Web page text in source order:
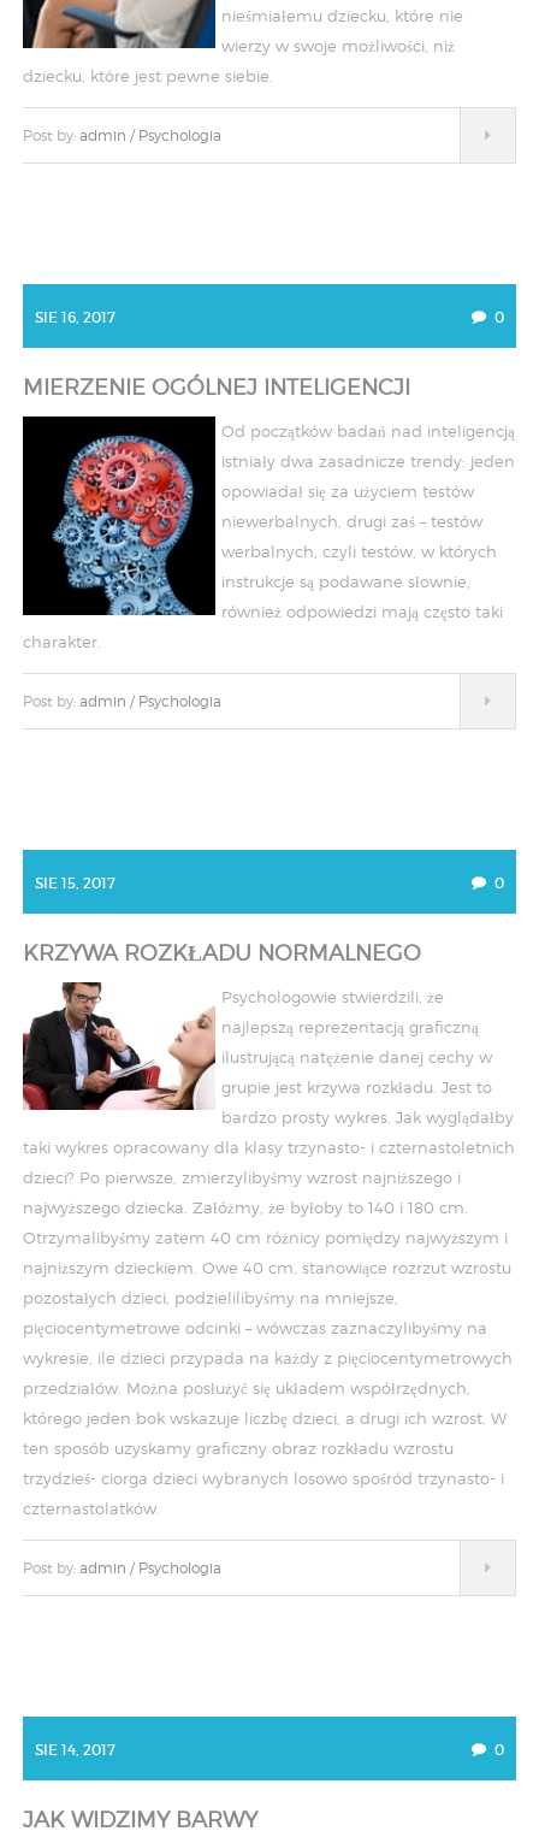
nieśmiałemu dziecku, które nie
wierzy w swoje możliwości, niż
dziecku, które jest pewne siebie.
Post by: admin / Psychologia
SIE 16, 2017 0
MIERZENIE OGÓLNEJ INTELIGENCJI
Od początków badań nad inteligencją
istniały dwa zasadnicze trendy: jeden
opowiadał się za użyciem testów
niewerbalnych, drugi zaś – testów
werbalnych, czyli testów, w których
instrukcje są podawane słownie,
również odpowiedzi mają często taki
charakter.
Post by: admin / Psychologia
SIE 15, 2017 0
KRZYWA ROZKŁADU NORMALNEGO
Psychologowie stwierdzili, że
najlepszą reprezentacją graficzną
ilustrującą natężenie danej cechy w
grupie jest krzywa rozkładu. Jest to
bardzo prosty wykres. Jak wyglądałby
taki wykres opracowany dla klasy trzynasto- i czternastoletnich
dzieci? Po pierwsze, zmierzylibyśmy wzrost najniższego i
najwyższego dziecka. Załóżmy, że byłoby to 140 i 180 cm.
Otrzymalibyśmy zatem 40 cm różnicy pomiędzy najwyższym i
najniższym dzieckiem. Owe 40 cm, stanowiące rozrzut wzrostu
pozostałych dzieci, podzielilibyśmy na mniejsze,
pięciocentymetrowe odcinki – wówczas zaznaczylibyśmy na
wykresie, ile dzieci przypada na każdy z pięciocentymetrowych
przedziałów. Można posłużyć się układem współrzędnych,
którego jeden bok wskazuje liczbę dzieci, a drugi ich wzrost. W
ten sposób uzyskamy graficzny obraz rozkładu wzrostu
trzydzieś- ciorga dzieci wybranych losowo spośród trzynasto- i
czternastolatków.
Post by: admin / Psychologia
SIE 14, 2017 0
JAK WIDZIMY BARWY